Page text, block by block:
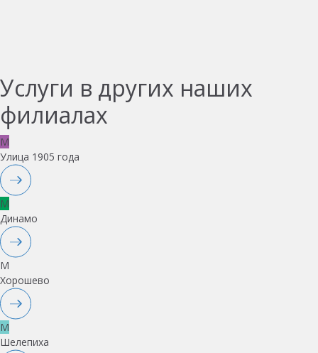
Услуги в других наших
филиалах
M
Улица 1905 года
M
Динамо
M
Хорошево
M
Шелепиха